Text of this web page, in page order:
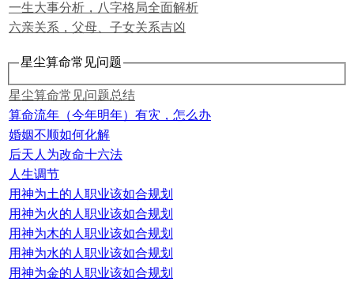
一生大事分析，八字格局全面解析
六亲关系，父母、子女关系吉凶
星尘算命常见问题
星尘算命常见问题总结
算命流年（今年明年）有灾，怎么办
婚姻不顺如何化解
后天人为改命十六法
人生调节
用神为土的人职业该如合规划
用神为火的人职业该如合规划
用神为木的人职业该如合规划
用神为水的人职业该如合规划
用神为金的人职业该如合规划